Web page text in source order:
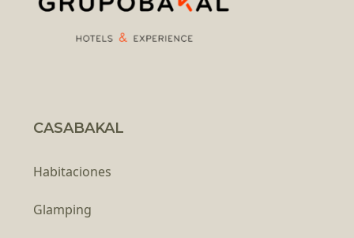
CASABAKAL
Habitaciones
Glamping